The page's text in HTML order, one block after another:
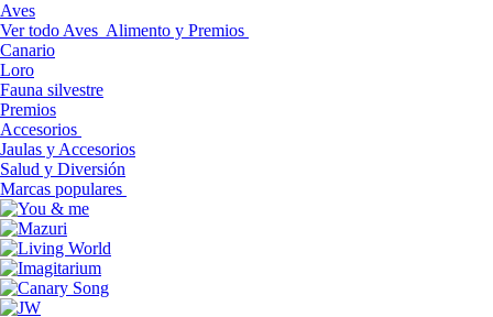
Aves
Ver todo Aves Alimento y Premios
Canario
Loro
Fauna silvestre
Premios
Accesorios
Jaulas y Accesorios
Salud y Diversión
Marcas populares